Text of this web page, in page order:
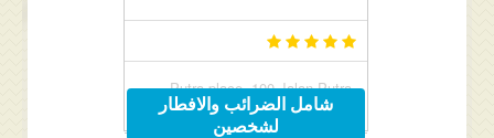
Putra place, 100 Jalan Putra,
Chowkit / Putra WTC, Kuala
Lumpur, Malaysia
شامل الضرائب والافطار
لشخصين